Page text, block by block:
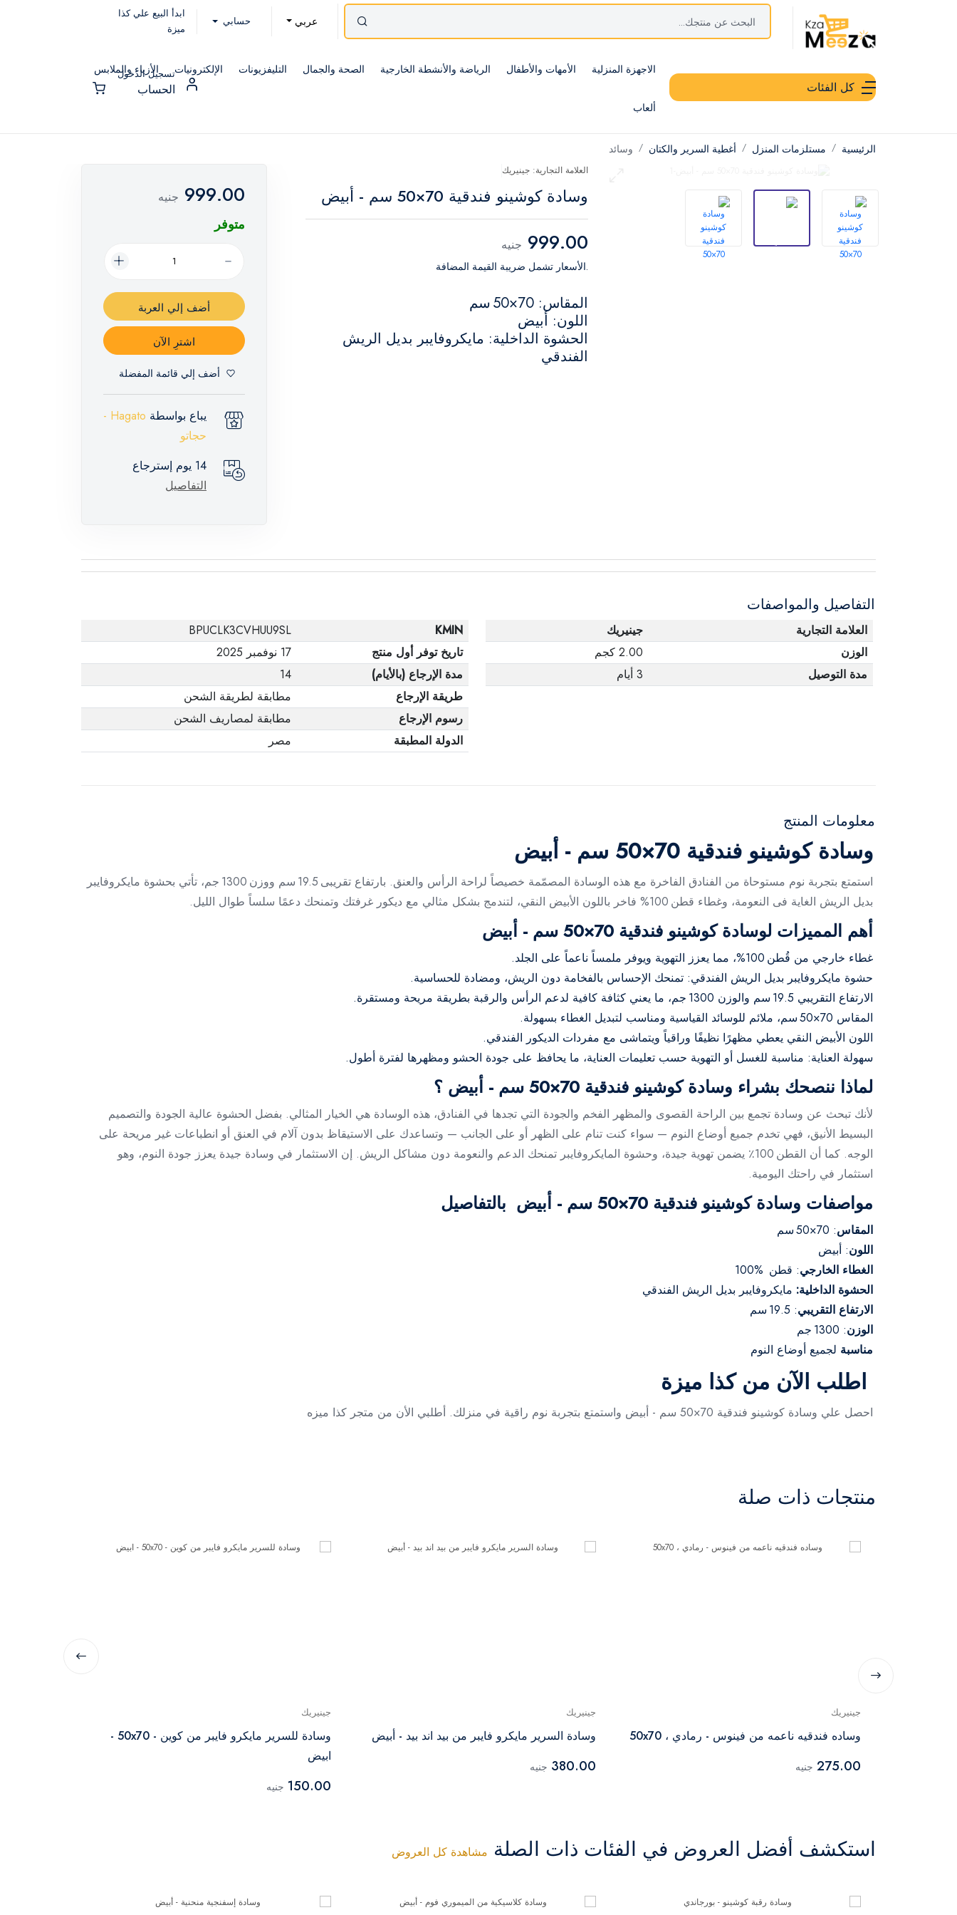
عربي حسابي
ابدأ البيع علي كذا
ميزة
كل الفئات
الاجهزة المنزلية الأمهات والأطفال الرياضة والأنشطة الخارجية الصحة والجمال التليفزيونات الإلكترونيات الأزياء والملابس
ألعاب
تسجيل الدخول
الحساب
الرئيسية مستلزمات المنزل أغطية السرير والكتان وسائد
العلامة التجارية: جينيريك
وسادة كوشينو فندقية 70×50 سم - أبيض
999.00 جنيه
.الأسعار تشمل ضريبة القيمة المضافة
المقاس: 70×50 سم
اللون: أبيض
الحشوة الداخلية: مايكروفايبر بديل الريش
الفندقي
999.00 جنيه
متوفر
أضف إلي العربة
اشترِ الآن
أضف إلي قائمة المفضلة
يباع بواسطة
Hagato -
حجاتو
14 يوم إسترجاع
التفاصيل
التفاصيل والمواصفات
العلامة التجارية
جينيريك
الوزن
2.00 كجم
مدة التوصيل
3 أيام
KMIN
BPUCLK3CVHUU9SL
تاريخ توفر أول منتج
17 نوفمبر 2025
مدة الإرجاع (بالأيام)
14
طريقة الإرجاع
مطابقة لطريقة الشحن
رسوم الإرجاع
مطابقة لمصاريف الشحن
الدولة المطبقة
مصر
معلومات المنتج
وسادة كوشينو فندقية 70×50 سم - أبيض
استمتع بتجربة نوم مستوحاة من الفنادق الفاخرة مع هذه الوسادة المصمّمة خصيصاً لراحة الرأس والعنق. بارتفاع تقريبى 19.5 سم ووزن 1300 جم، تأتي بحشوة مايكروفايبر
بديل الريش الغاية فى النعومة، وغطاء قطن 100% فاخر باللون الأبيض النقي، لتندمج بشكل مثالي مع ديكور غرفتك وتمنحك دعمًا سلساً طوال الليل.
أهم المميزات لوسادة كوشينو فندقية 70×50 سم - أبيض
غطاء خارجي من قُطن 100%، مما يعزز التهوية ويوفر ملمساً ناعماً على الجلد.
حشوة مايكروفايبر بديل الريش الفندقي: تمنحك الإحساس بالفخامة دون الريش، ومضادة للحساسية.
الارتفاع التقريبي 19.5 سم والوزن 1300 جم، ما يعني كثافة كافية لدعم الرأس والرقبة بطريقة مريحة ومستقرة.
المقاس 70×50 سم، ملائم للوسائد القياسية ومناسب لتبديل الغطاء بسهولة.
اللون الأبيض النقي يعطي مظهرًا نظيفًا وراقياً ويتماشى مع مفردات الديكور الفندقي.
سهولة العناية: مناسبة للغسل أو التهوية حسب تعليمات العناية، ما يحافظ على جودة الحشو ومظهرها لفترة أطول.
لماذا ننصحك بشراء وسادة كوشينو فندقية 70×50 سم - أبيض ؟
لأنك تبحث عن وسادة تجمع بين الراحة القصوى والمظهر الفخم والجودة التي تجدها في الفنادق، هذه الوسادة هي الخيار المثالي. بفضل الحشوة عالية الجودة والتصميم
البسيط الأنيق، فهي تخدم جميع أوضاع النوم — سواء كنت تنام على الظهر أو على الجانب — وتساعدك على الاستيقاظ بدون آلام في العنق أو انطباعات غير مريحة على
الوجه. كما أن القطن 100٪ يضمن تهوية جيدة، وحشوة المايكروفايبر تمنحك الدعم والنعومة دون مشاكل الريش. إن الاستثمار في وسادة جيدة يعزز جودة النوم، وهو
استثمار في راحتك اليومية.
مواصفات وسادة كوشينو فندقية 70×50 سم - أبيض بالتفاصيل
المقاس: 70×50 سم
اللون: أبيض
الغطاء الخارجي: قطن %100
الحشوة الداخلية: مايكروفايبر بديل الريش الفندقي
الارتفاع التقريبي: 19.5 سم
الوزن: 1300 جم
مناسبة لجميع أوضاع النوم
اطلب الآن من كذا ميزة
احصل علي وسادة كوشينو فندقية 70×50 سم - أبيض واستمتع بتجربة نوم راقية في منزلك. أطلبي الأن من متجر كذا ميزه
منتجات ذات صلة
جينيريك
وساده فندقيه ناعمه من فينوس - رمادي ، 50x70
275.00 جنيه
جينيريك
وسادة السرير مايكرو فايبر من بيد اند بيد - أبيض
380.00 جنيه
جينيريك
وسادة للسرير مايكرو فايبر من كوين - 50x70 -
ابيض
150.00 جنيه
استكشف أفضل العروض في الفئات ذات الصلة مشاهدة كل العروض